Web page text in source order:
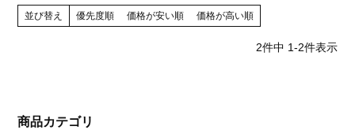
並び替え 優先度順 価格が安い順 価格が高い順
2件中 1-2件表示
商品カテゴリ